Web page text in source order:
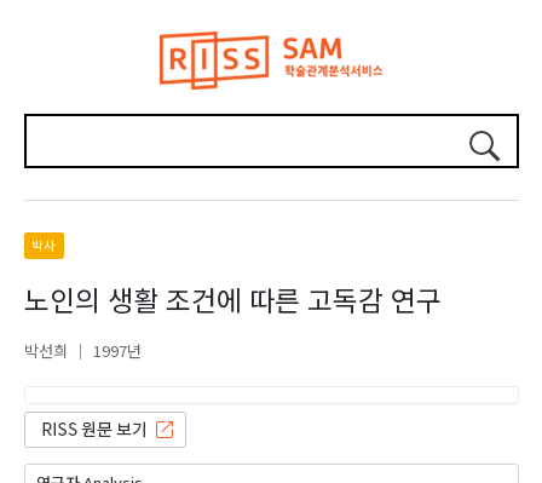
박사
노인의 생활 조건에 따른 고독감 연구
박선희 1997년